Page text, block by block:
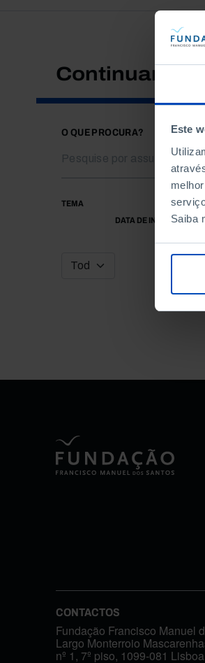
Este
Saiba
Continuar a
O QUE PROCURA?
TEMA
DATA DE INÍCIO
CONTACTOS
Fundação Francisco Manuel
Largo Monterroio
nº 1, 7º piso, 1099-081